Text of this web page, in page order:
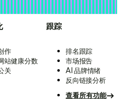
作
站健康分数
关
跟踪
排名跟踪
市场报告
AI 品牌情绪
反向链接分析
查看所有功能